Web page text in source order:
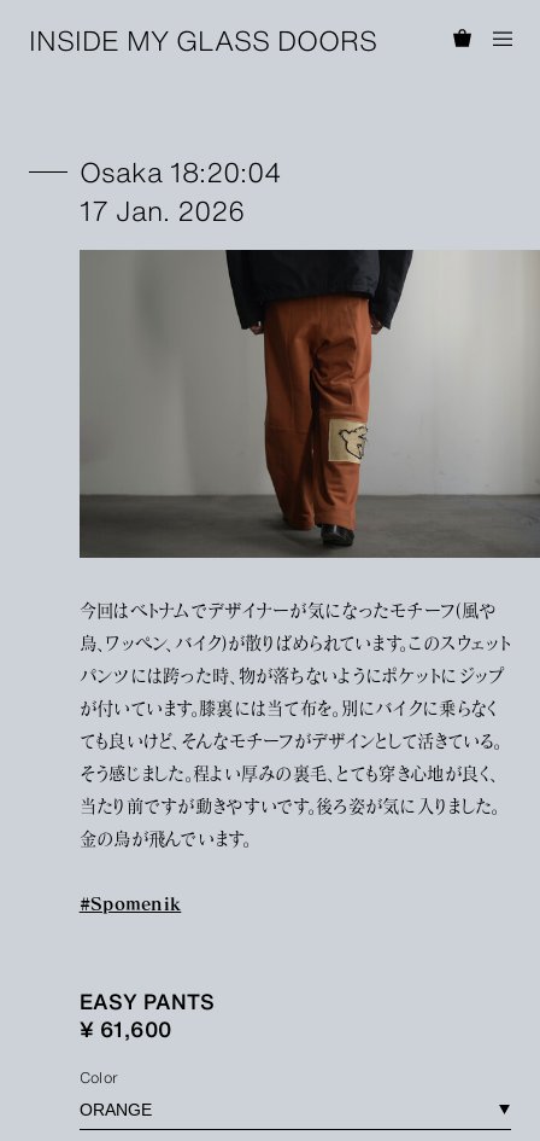
INSIDE MY GLASS DOORS
Osaka 18:20:04
17 Jan. 2026
今回はベトナムでデザイナーが気になったモチーフ(風や
鳥、ワッペン、バイク)が散りばめられています。このスウェット
パンツには跨った時、物が落ちないようにポケットにジップ
が付いています。膝裏には当て布を。別にバイクに乗らなく
ても良いけど、そんなモチーフがデザインとして活きている。
そう感じました。程よい厚みの裏毛、とても穿き心地が良く、
当たり前ですが動きやすいです。後ろ姿が気に入りました。
金の鳥が飛んでいます。
#Spomenik
EASY PANTS
¥ 61,600
Color